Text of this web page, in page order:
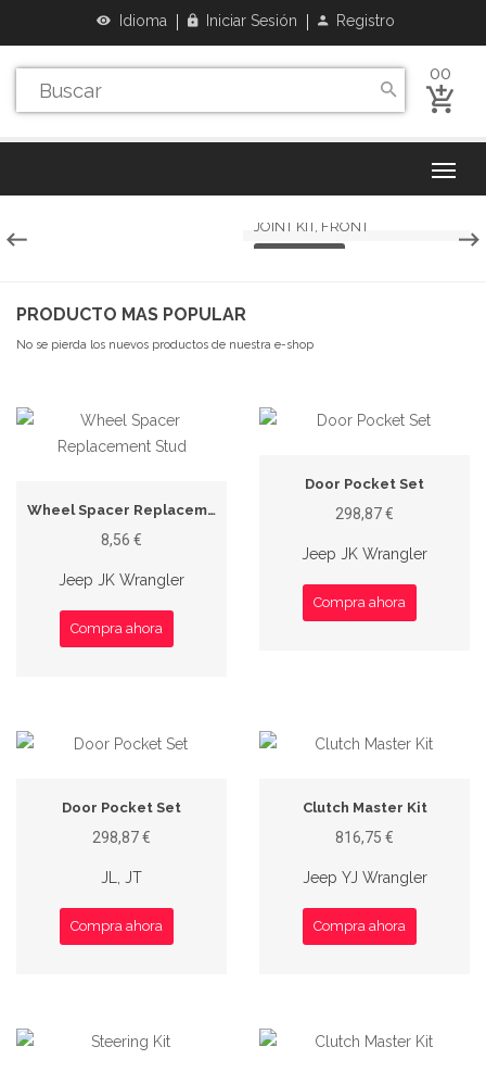
Idioma Iniciar Sesión Registro
00
JOINT KIT, FRONT
PRODUCTO MAS POPULAR
No se pierda los nuevos productos de nuestra e-shop
Wheel Spacer Replacement Stud
8,56 €
Jeep JK Wrangler
Compra ahora
Door Pocket Set
298,87 €
Jeep JK Wrangler
Compra ahora
Door Pocket Set
298,87 €
JL, JT
Compra ahora
Clutch Master Kit
816,75 €
Jeep YJ Wrangler
Compra ahora